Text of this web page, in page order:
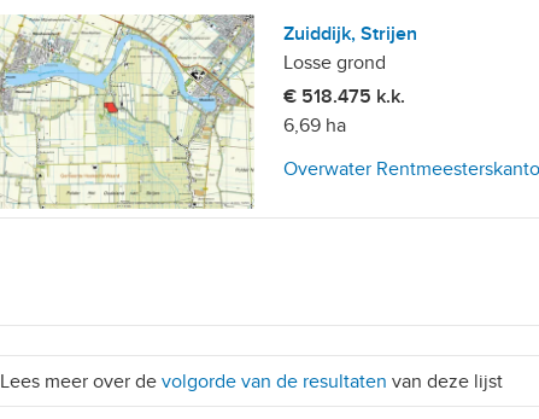
Zuiddijk, Strijen
Losse grond
€ 518.475 k.k.
6,69 ha
Overwater
Lees meer over de volgorde van de resultaten van deze lijst